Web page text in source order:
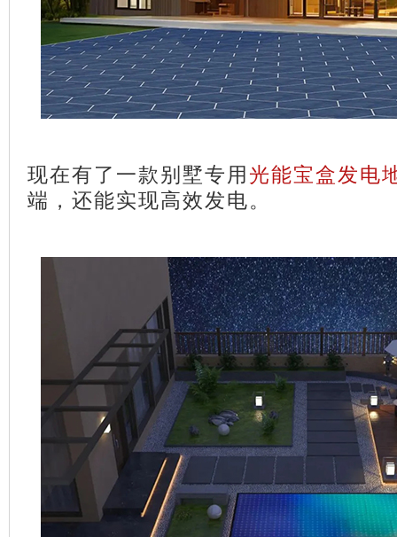
现在有了一款别墅专用 光能宝盒发电
端，还能实现高效发电。